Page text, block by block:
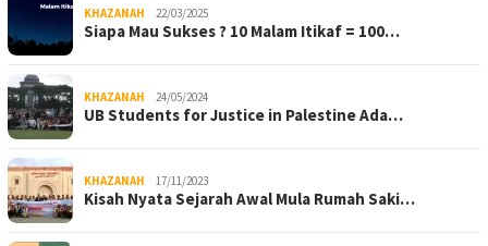
KHAZANAH 22/03/2025
Siapa Mau Sukses ? 10 Malam Itikaf = 100…
KHAZANAH 24/05/2024
UB Students for Justice in Palestine Ada…
KHAZANAH 17/11/2023
Kisah Nyata Sejarah Awal Mula Rumah Saki…